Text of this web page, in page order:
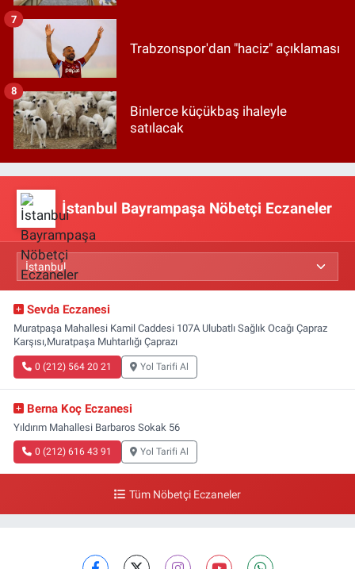
Trabzonspor'dan "haciz" açıklaması
7
Binlerce küçükbaş ihaleyle
satılacak
8
İstanbul Bayrampaşa Nöbetçi Eczaneler
Sevda Eczanesi
Muratpaşa Mahallesi Kamil Caddesi 107A Ulubatlı Sağlık Ocağı Çapraz
Karşısı,Muratpaşa Muhtarlığı Çaprazı
0 (212) 564 20 21 Yol Tarifi Al
Berna Koç Eczanesi
Yıldırım Mahallesi Barbaros Sokak 56
0 (212) 616 43 91 Yol Tarifi Al
Tüm Nöbetçi Eczaneler